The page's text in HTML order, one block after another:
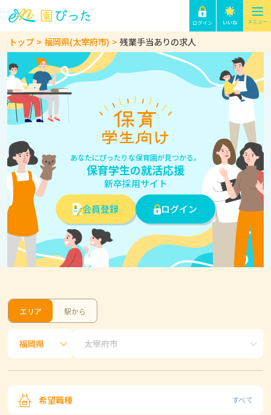
トップ 福岡県(太宰府市) 残業手当ありの求人
あなたにぴったりな保育園が見つかる。
保育学生の就活応援
新卒採用サイト
会員登録
ログイン
エリア 駅から
希望職種 すべて